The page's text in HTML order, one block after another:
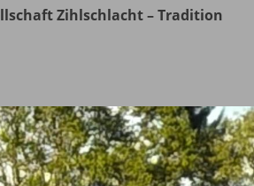
Zihlschlacht – Tradition